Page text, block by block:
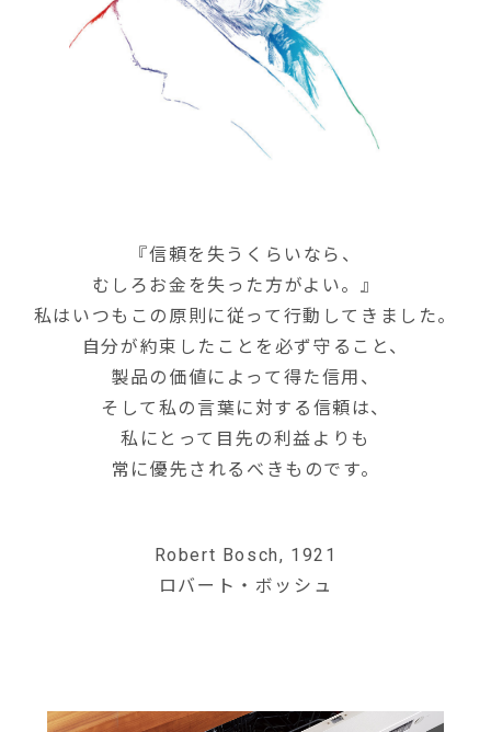
『信頼を失うくらいなら、
むしろお金を失った方がよい。』
私はいつもこの原則に従って行動してきました。
自分が約束したことを必ず守ること、
製品の価値によって得た信用、
そして私の言葉に対する信頼は、
私にとって目先の利益よりも
常に優先されるべきものです。
Robert Bosch, 1921
ロバート・ボッシュ